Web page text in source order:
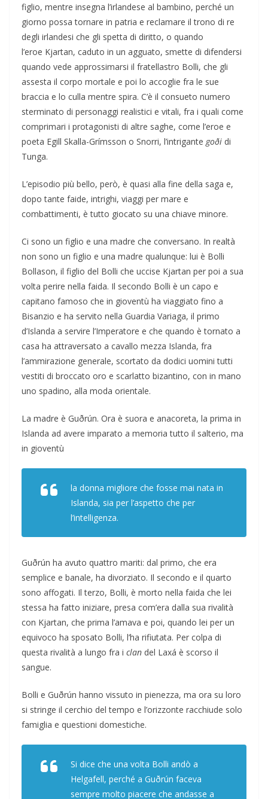
figlio, mentre insegna l’irlandese al bambino, perché un
giorno possa tornare in patria e reclamare il trono di re
degli irlandesi che gli spetta di diritto, o quando
l’eroe Kjartan, caduto in un agguato, smette di difendersi
quando vede approssimarsi il fratellastro Bolli, che gli
assesta il corpo mortale e poi lo accoglie fra le sue
braccia e lo culla mentre spira. C’è il consueto numero
sterminato di personaggi realistici e vitali, fra i quali come
comprimari i protagonisti di altre saghe, come l’eroe e
poeta Egill Skalla-Grímsson o Snorri, l’intrigante goði di
Tunga.
L’episodio più bello, però, è quasi alla fine della saga e,
dopo tante faide, intrighi, viaggi per mare e
combattimenti, è tutto giocato su una chiave minore.
Ci sono un figlio e una madre che conversano. In realtà
non sono un figlio e una madre qualunque: lui è Bolli
Bollason, il figlio del Bolli che uccise Kjartan per poi a sua
volta perire nella faida. Il secondo Bolli è un capo e
capitano famoso che in gioventù ha viaggiato fino a
Bisanzio e ha servito nella Guardia Variaga, il primo
d’Islanda a servire l’Imperatore e che quando è tornato a
casa ha attraversato a cavallo mezza Islanda, fra
l’ammirazione generale, scortato da dodici uomini tutti
vestiti di broccato oro e scarlatto bizantino, con in mano
uno spadino, alla moda orientale.
La madre è Guðrún. Ora è suora e anacoreta, la prima in
Islanda ad avere imparato a memoria tutto il salterio, ma
in gioventù
la donna migliore che fosse mai nata in
Islanda, sia per l’aspetto che per
l’intelligenza.
Guðrún ha avuto quattro mariti: dal primo, che era
semplice e banale, ha divorziato. Il secondo e il quarto
sono affogati. Il terzo, Bolli, è morto nella faida che lei
stessa ha fatto iniziare, presa com’era dalla sua rivalità
con Kjartan, che prima l’amava e poi, quando lei per un
equivoco ha sposato Bolli, l’ha rifiutata. Per colpa di
questa rivalità a lungo fra i clan del Laxá è scorso il
sangue.
Bolli e Guðrún hanno vissuto in pienezza, ma ora su loro
si stringe il cerchio del tempo e l’orizzonte racchiude solo
famiglia e questioni domestiche.
Si dice che una volta Bolli andò a
Helgafell, perché a Guðrún faceva
sempre molto piacere che andasse a